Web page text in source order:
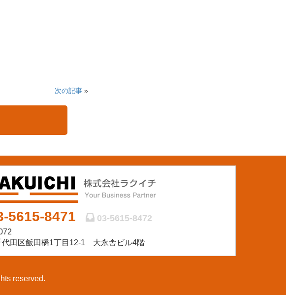
次の記事 »
5615-8471 03-5615-8472
代田区飯田橋1丁目12-1 大永舎ビル4階
reserved.